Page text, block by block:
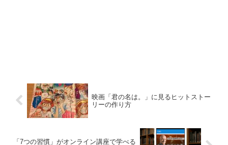
映画「君の名は。」に見るヒットストー
リーの作り方
「7つの習慣」がオンライン講座で学べる